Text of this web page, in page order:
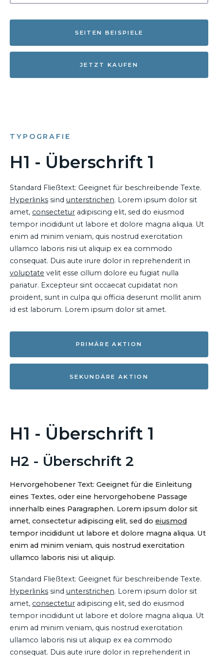
SEITEN BEISPIELE
JETZT KAUFEN
TYPOGRAFIE
H1 - Überschrift 1
Standard Fließtext: Geeignet für beschreibende Texte.
Hyperlinks sind unterstrichen. Lorem ipsum dolor sit
amet, consectetur adipiscing elit, sed do eiusmod
tempor incididunt ut labore et dolore magna aliqua. Ut
enim ad minim veniam, quis nostrud exercitation
ullamco laboris nisi ut aliquip ex ea commodo
consequat. Duis aute irure dolor in reprehenderit in
voluptate velit esse cillum dolore eu fugiat nulla
pariatur. Excepteur sint occaecat cupidatat non
proident, sunt in culpa qui officia deserunt mollit anim
id est laborum. Lorem ipsum dolor sit amet.
PRIMÄRE AKTION
SEKUNDÄRE AKTION
H1 - Überschrift 1
H2 - Überschrift 2
Hervorgehobener Text: Geeignet für die Einleitung
eines Textes, oder eine hervorgehobene Passage
innerhalb eines Paragraphen. Lorem ipsum dolor sit
amet, consectetur adipiscing elit, sed do eiusmod
tempor incididunt ut labore et dolore magna aliqua. Ut
enim ad minim veniam, quis nostrud exercitation
ullamco laboris nisi ut aliquip.
Standard Fließtext: Geeignet für beschreibende Texte.
Hyperlinks sind unterstrichen. Lorem ipsum dolor sit
amet, consectetur adipiscing elit, sed do eiusmod
tempor incididunt ut labore et dolore magna aliqua. Ut
enim ad minim veniam, quis nostrud exercitation
ullamco laboris nisi ut aliquip ex ea commodo
consequat. Duis aute irure dolor in reprehenderit in